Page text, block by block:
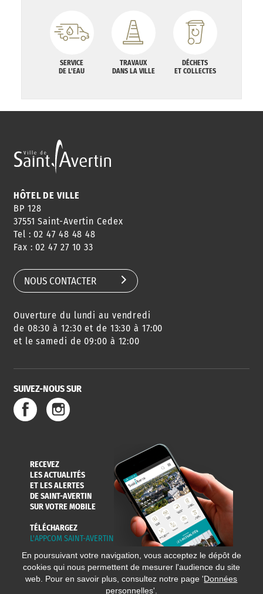
SERVICE
DE L'EAU
TRAVAUX
DANS LA VILLE
DÉCHETS
ET COLLECTES
HÔTEL DE VILLE
BP 128
37551 Saint-Avertin Cedex
Tel : 02 47 48 48 48
Fax : 02 47 27 10 33
NOUS CONTACTER
Ouverture du lundi au vendredi
de 08:30 à 12:30 et de 13:30 à 17:00
et le samedi de 09:00 à 12:00
SUIVEZ-NOUS SUR
RECEVEZ
LES ACTUALITÉS
ET LES ALERTES
DE SAINT-AVERTIN
SUR VOTRE MOBILE
TÉLÉCHARGEZ
L'APPCOM SAINT-AVERTIN
En poursuivant votre navigation, vous acceptez le dépôt de
cookies qui nous permettent de mesurer l'audience du site
web. Pour en savoir plus, consultez notre page 'Données
personnelles'.